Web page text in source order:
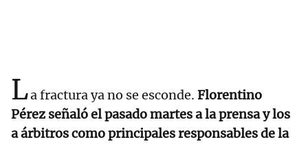
La fractura ya no se esconde. Florentino
Pérez señaló el pasado martes a la prensa y los
a árbitros como principales responsables de la